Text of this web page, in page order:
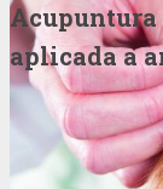
aplicada a